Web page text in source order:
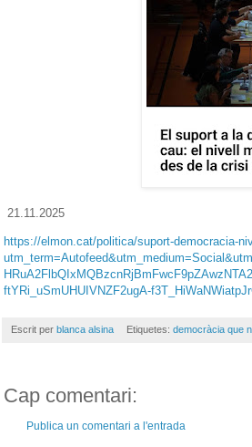
21.11.2025
https://elmon.cat/politica/suport-democracia-
ftYRi_uSmUHUIVNZF2ugA-
Escrit per blanca alsina Etiquetes: democràcia que
Cap comentari:
Publica un comentari a l'entrada